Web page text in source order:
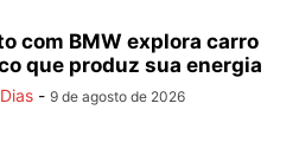
com BMW explora carro
que produz sua energia
- 9 de agosto de 2026